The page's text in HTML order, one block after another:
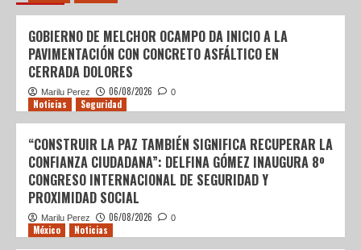
GOBIERNO DE MELCHOR OCAMPO DA INICIO A LA
PAVIMENTACIÓN CON CONCRETO ASFÁLTICO EN
CERRADA DOLORES
Marilu Perez 06/08/2026 0
Noticias Seguridad
“CONSTRUIR LA PAZ TAMBIÉN SIGNIFICA RECUPERAR LA
CONFIANZA CIUDADANA”: DELFINA GÓMEZ INAUGURA 8º
CONGRESO INTERNACIONAL DE SEGURIDAD Y
PROXIMIDAD SOCIAL
Marilu Perez 06/08/2026 0
México Noticias